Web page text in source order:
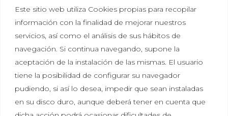
Este sitio web utiliza Cookies propias para recopilar
información con la finalidad de mejorar nuestros
servicios, así como el análisis de sus hábitos de
navegación. Si continua navegando, supone la
aceptación de la instalación de las mismas. El usuario
tiene la posibilidad de configurar su navegador
pudiendo, si así lo desea, impedir que sean instaladas
en su disco duro, aunque deberá tener en cuenta que
Política de privacidad | Política de cookies
Aviso
legal